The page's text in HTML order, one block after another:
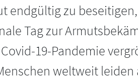
endgültig zu
Tag zur
19-Pandemie
weltweit